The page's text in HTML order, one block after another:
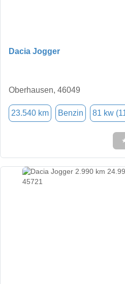
Dacia Jogger
Oberhausen, 46049
23.540 km Benzin 81 kw